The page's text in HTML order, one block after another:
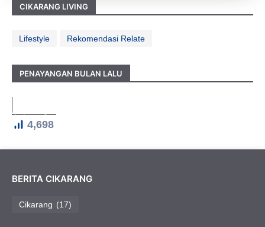
CIKARANG LIVING
Lifestyle Rekomendasi Relate
PENAYANGAN BULAN LALU
4,698
BERITA CIKARANG
Cikarang (17)